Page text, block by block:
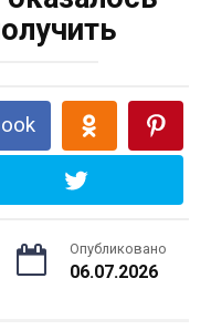
Опубликовано
06.07.2026